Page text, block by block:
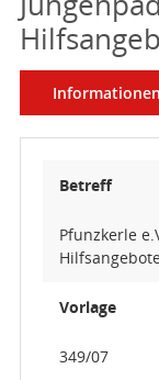
Informationen
Betreff
Pfunzkerle
Vorlage
349/07